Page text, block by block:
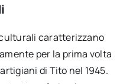
caratterizzano
per la prima volta
di Tito nel 1945.